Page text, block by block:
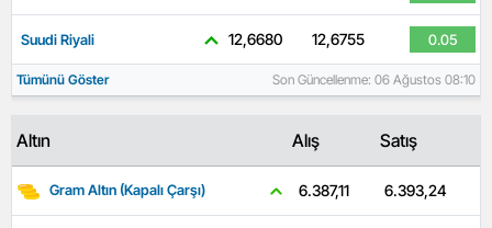
Suudi Riyali 12,6680 12,6755 0.05
Tümünü Göster Son Güncellenme: 06 Ağustos 08:10
Altın Alış Satış
Gram Altın (Kapalı Çarşı) 6.387,11 6.393,24